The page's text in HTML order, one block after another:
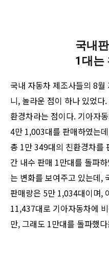
국내
1대는
국내 자동차 제조사들의 8
니, 놀라운 점이 하나 있었
환경차라는 점이다. 기아자
4만 1,003대를 판매하였는
총 1만 349대의 친환경차를
간 내수 판매 1만대를 돌파
는 변화를 보여주고 있는데,
판매량은 5만 1,034대이며,
11,437대로 기아자동차에
만, 그래도 1만대를 돌파했